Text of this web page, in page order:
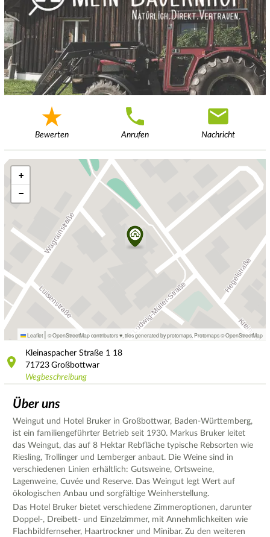
Bewerten Anrufen Nachricht
+
−
Leaflet | © OpenStreetMap contributors ♥, tiles generated by protomaps Protomaps©OpenStreetMap
Kleinaspacher Straße 1
18
71723 Großbottwar
Wegbeschreibung
Über uns
Weingut und Hotel Bruker in Großbottwar, Baden-Württemberg,
ist ein familiengeführter Betrieb seit 1930. Markus Bruker leitet
das Weingut, das auf 8 Hektar Rebfläche typische Rebsorten wie
Riesling, Trollinger und Lemberger anbaut. Die Weine sind in
verschiedenen Linien erhältlich: Gutsweine, Ortsweine,
Lagenweine, Cuvée und Reserve. Das Weingut legt Wert auf
ökologischen Anbau und sorgfältige Weinherstellung.
Das Hotel Bruker bietet verschiedene Zimmeroptionen, darunter
Doppel-, Dreibett- und Einzelzimmer, mit Annehmlichkeiten wie
Flachbildfernseher, Haartrockner und Minibar. Zu den weiteren